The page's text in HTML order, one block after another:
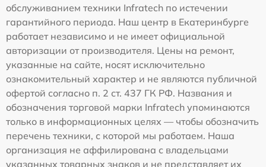
обслуживанием техники Infratech по истечении
гарантийного периода. Наш центр в Екатеринбурге
работает независимо и не имеет официальной
авторизации от производителя. Цены на ремонт,
указанные на сайте, носят исключительно
ознакомительный характер и не являются публичной
офертой согласно п. 2 ст. 437 ГК РФ. Названия и
обозначения торговой марки Infratech упоминаются
только в информационных целях — чтобы обозначить
перечень техники, с которой мы работаем. Наша
организация не аффилирована с владельцами
указанных товарных знаков и не представляет их